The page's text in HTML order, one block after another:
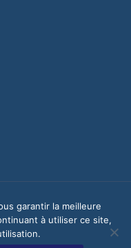
ériger votre confiance.
4 All s.a.r.l.
garantir la meilleure
à utiliser ce site,